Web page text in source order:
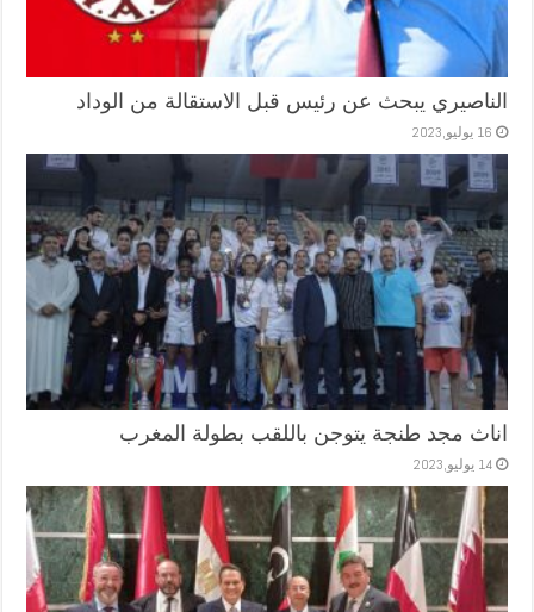
الناصيري يبحث عن رئيس قبل الاستقالة من الوداد
16 يوليو,2023
اناث مجد طنجة يتوجن باللقب بطولة المغرب
14 يوليو,2023